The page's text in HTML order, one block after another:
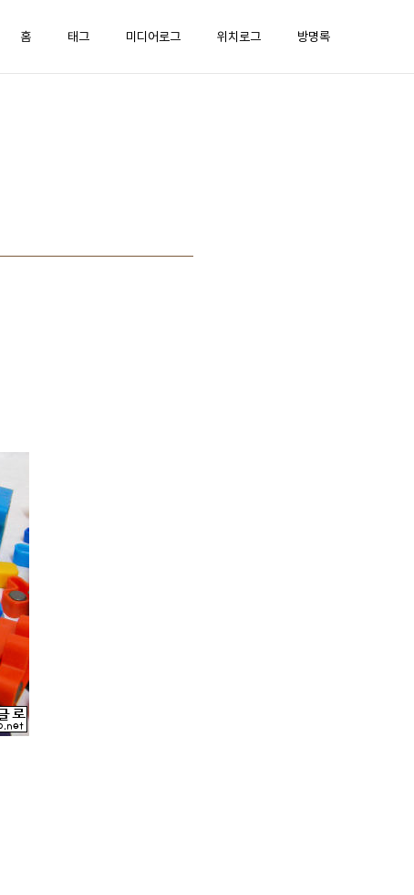
홈 태그 미디어로그 위치로그 방명록